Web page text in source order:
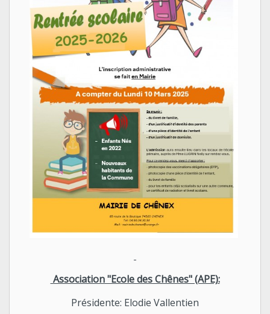
Association "Ecole des Chênes" (APE):
Présidente: Elodie Vallentien